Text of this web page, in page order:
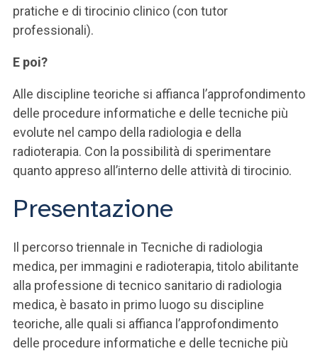
pratiche e di tirocinio clinico (con tutor
professionali).
E poi?
Alle discipline teoriche si affianca l’approfondimento
delle procedure informatiche e delle tecniche più
evolute nel campo della radiologia e della
radioterapia. Con la possibilità di sperimentare
quanto appreso all’interno delle attività di tirocinio.
Presentazione
Il percorso triennale in Tecniche di radiologia
medica, per immagini e radioterapia, titolo abilitante
alla professione di tecnico sanitario di radiologia
medica, è basato in primo luogo su discipline
teoriche, alle quali si affianca l’approfondimento
delle procedure informatiche e delle tecniche più